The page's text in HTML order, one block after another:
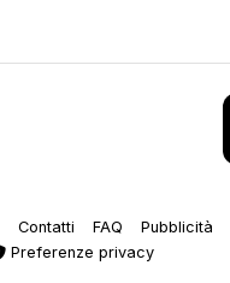
Contatti FAQ Pubblicità
Preferenze privacy